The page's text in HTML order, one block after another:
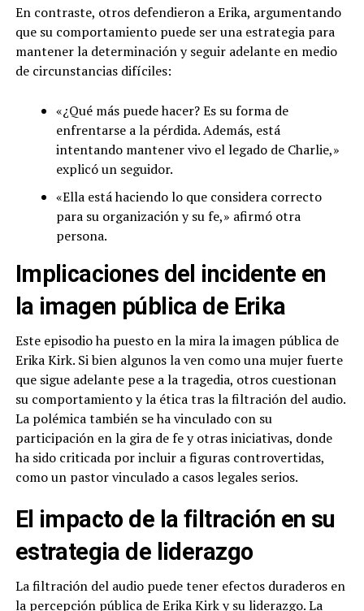
En contraste, otros defendieron a Erika, argumentando
que su comportamiento puede ser una estrategia para
mantener la determinación y seguir adelante en medio
de circunstancias difíciles:
«¿Qué más puede hacer? Es su forma de
enfrentarse a la pérdida. Además, está
intentando mantener vivo el legado de Charlie,»
explicó un seguidor.
«Ella está haciendo lo que considera correcto
para su organización y su fe,» afirmó otra
persona.
Implicaciones del incidente en
la imagen pública de Erika
Este episodio ha puesto en la mira la imagen pública de
Erika Kirk. Si bien algunos la ven como una mujer fuerte
que sigue adelante pese a la tragedia, otros cuestionan
su comportamiento y la ética tras la filtración del audio.
La polémica también se ha vinculado con su
participación en la gira de fe y otras iniciativas, donde
ha sido criticada por incluir a figuras controvertidas,
como un pastor vinculado a casos legales serios.
El impacto de la filtración en su
estrategia de liderazgo
La filtración del audio puede tener efectos duraderos en
la percepción pública de Erika Kirk y su liderazgo. La